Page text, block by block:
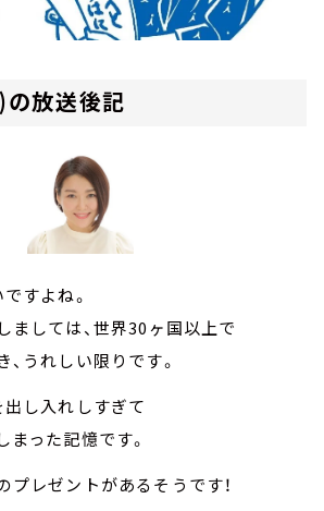
放送後記
すよね。
ましては、世界30ヶ国以上で
うれしい限りです。
出し入れしすぎて
った記憶です。
プレゼントがあるそうです！